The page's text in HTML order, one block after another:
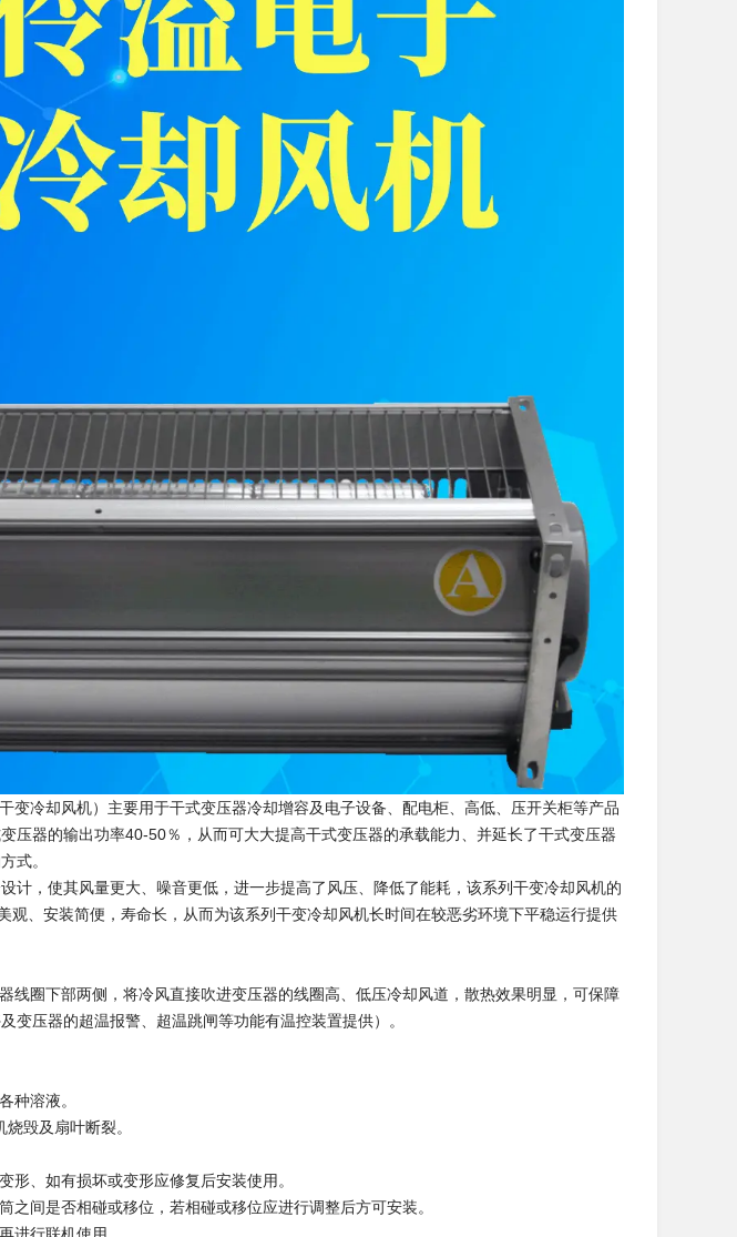
冷却风机）主要用于干式变压器冷却增容及电子设备、配电柜、高低、压开关柜等产品
压器的输出功率40-50％，从而可大大提高干式变压器的承载能力、并延长了干式变压器
式。
计，使其风量更大、噪音更低，进一步提高了风压、降低了能耗，该系列干变冷却风机的
观、安装简便，寿命长，从而为该系列干变冷却风机长时间在较恶劣环境下平稳运行提供
线圈下部两侧，将冷风直接吹进变压器的线圈高、低压冷却风道，散热效果明显，可保障
变压器的超温报警、超温跳闸等功能有温控装置提供）。
种溶液。
毁及扇叶断裂。
形、如有损坏或变形应修复后安装使用。
间是否相碰或移位，若相碰或移位应进行调整后方可安装。